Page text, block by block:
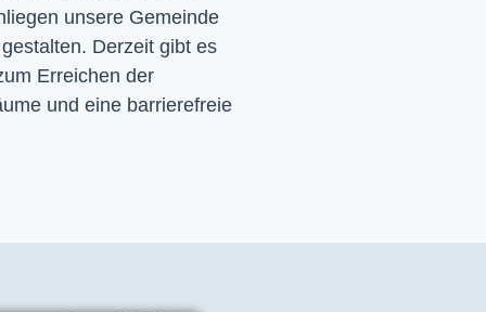
unsere Gemeinde
Derzeit gibt es
Erreichen der
und eine barrierefreie